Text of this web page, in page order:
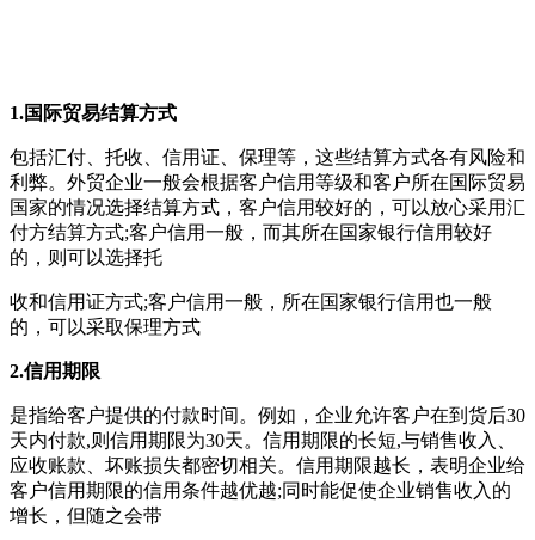
1.国际贸易结算方式
包括汇付、托收、信用证、保理等，这些结算方式各有风险和
利弊。外贸企业一般会根据客户信用等级和客户所在国际贸易
国家的情况选择结算方式，客户信用较好的，可以放心采用汇
付方结算方式;客户信用一般，而其所在国家银行信用较好
的，则可以选择托
收和信用证方式;客户信用一般，所在国家银行信用也一般
的，可以采取保理方式
2.信用期限
是指给客户提供的付款时间。例如，企业允许客户在到货后30
天内付款,则信用期限为30天。信用期限的长短,与销售收入、
应收账款、坏账损失都密切相关。信用期限越长，表明企业给
客户信用期限的信用条件越优越;同时能促使企业销售收入的
增长，但随之会带